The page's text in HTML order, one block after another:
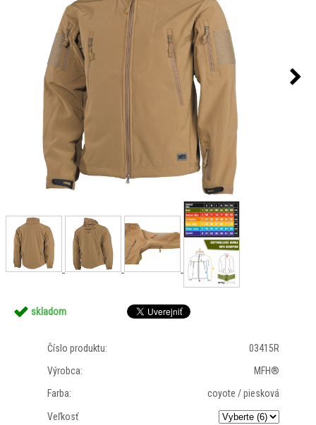
skladom
Číslo produktu:
03415R
Výrobca:
MFH®
Farba:
coyote / piesková
Veľkosť